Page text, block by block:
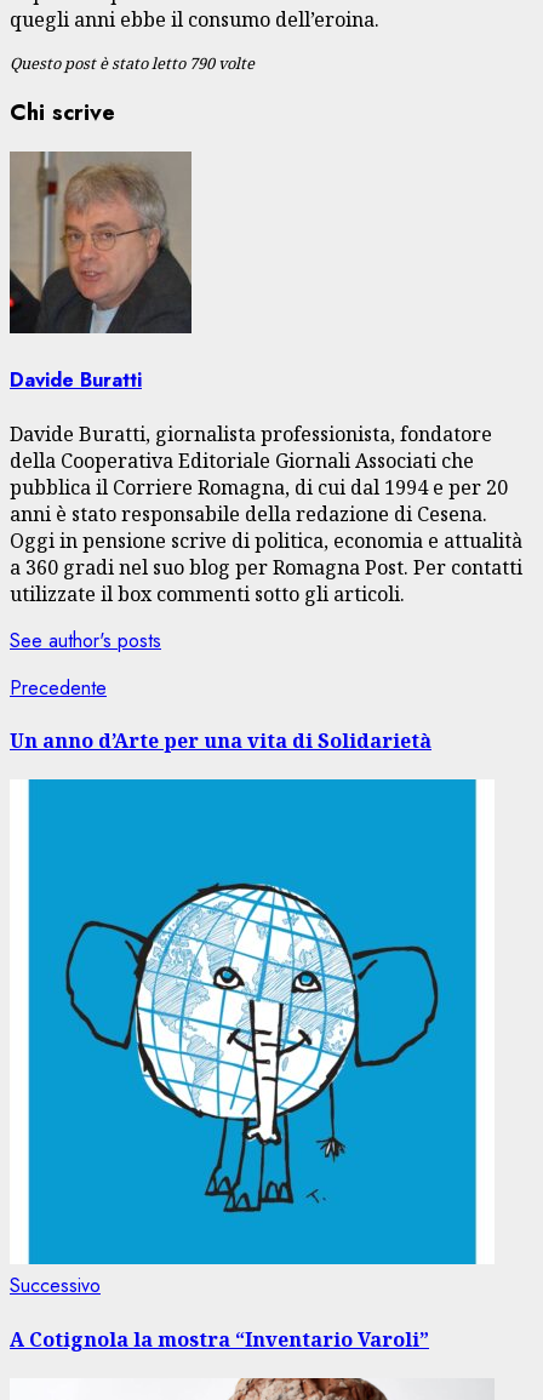
quegli anni ebbe il consumo dell’eroina.
Questo post è stato letto 790 volte
Chi scrive
Davide Buratti
Davide Buratti, giornalista professionista, fondatore
della Cooperativa Editoriale Giornali Associati che
pubblica il Corriere Romagna, di cui dal 1994 e per 20
anni è stato responsabile della redazione di Cesena.
Oggi in pensione scrive di politica, economia e attualità
a 360 gradi nel suo blog per Romagna Post. Per contatti
utilizzate il box commenti sotto gli articoli.
See author's posts
Navigazione
articolo
Precedente
Un anno d’Arte per una vita di Solidarietà
Successivo
A Cotignola la mostra “Inventario Varoli”